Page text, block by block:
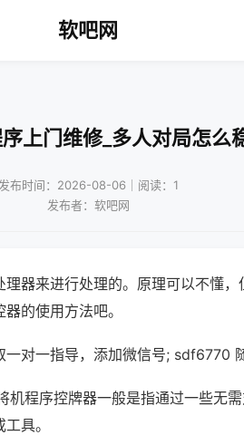
软吧网
上门维修_多人对局怎么
发布时间：2026-08-06｜阅读：1
发布者：软吧网
器来进行处理的。原理可以不懂，
的使用方法吧。
对一指导，添加微信号; sdf6770
机程序控牌器一般是指通过一些无
具。